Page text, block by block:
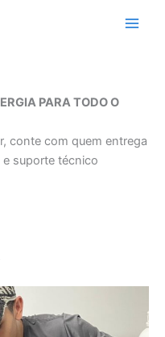
PARA TODO O
conte com quem entrega
suporte técnico